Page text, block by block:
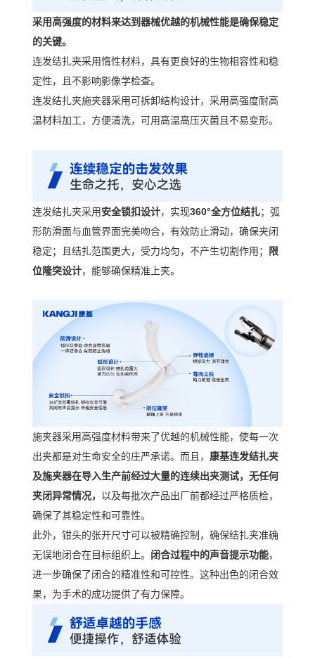
采用高强度的材料来达到器械优越的机械性能是确保稳定
的关键。
连发结扎夹采用惰性材料，具有更良好的生物相容性和稳
定性，且不影响影像学检查。
连发结扎夹施夹器采用可拆卸结构设计，采用高强度耐高
温材料加工，方便清洗，可用高温高压灭菌且不易变形。
连发结扎夹采用安全锁扣设计，实现360°全方位结扎；弧
形防滑面与血管界面完美吻合，有效防止滑动，确保夹闭
稳定；且结扎范围更大，受力均匀，不产生切割作用；
限
位隆突设计，能够确保精准上夹。
施夹器采用高强度材料带来了优越的机械性能，使每一次
出夹都是对生命安全的庄严承诺。而且， 康基连发结扎夹
及施夹器在导入生产前经过大量的连续出夹测试，无任何
夹闭异常情况， 以及每批次产品出厂前都经过严格质检，
确保了其稳定性和可靠性。
此外，钳头的张开尺寸可以被精确控制，确保结扎夹准确
无误地闭合在目标组织上。 闭合过程中的声音提示功能，
进一步确保了闭合的精准性和可控性。这种出色的闭合效
果，为手术的成功提供了有力保障。